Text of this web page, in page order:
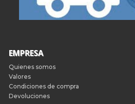
EMPRESA
Quienes somos
Valores
Condiciones de compra
Devoluciones